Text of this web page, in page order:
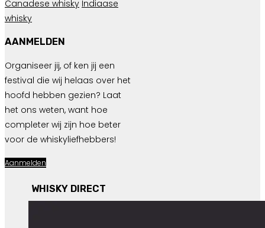
Canadese whisky Indiaase
whisky
AANMELDEN
Organiseer jij, of ken jij een
festival die wij helaas over het
hoofd hebben gezien? Laat
het ons weten, want hoe
completer wij zijn hoe beter
voor de whiskyliefhebbers!
Aanmelden
WHISKY DIRECT